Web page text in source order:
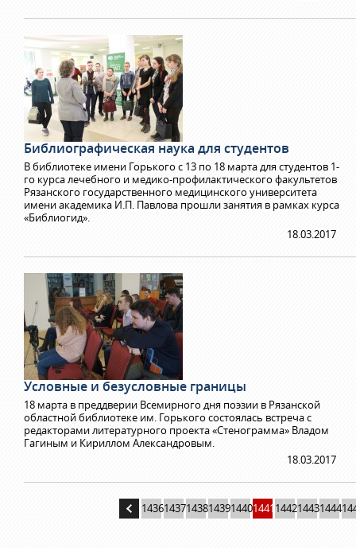
Библиографическая наука для студентов
В библиотеке имени Горького с 13 по 18 марта для студентов 1-
го курса лечебного и медико-профилактического факультетов
Рязанского государственного медицинского университета
имени академика И.П. Павлова прошли занятия в рамках курса
«Библиогид».
18.03.2017
Условные и безусловные границы
18 марта в преддверии Всемирного дня поэзии в Рязанской
областной библиотеке им. Горького состоялась встреча с
редакторами литературного проекта «Стенограмма» Владом
Гагиным и Кириллом Александровым.
18.03.2017
143614371438143914401441 144214431444